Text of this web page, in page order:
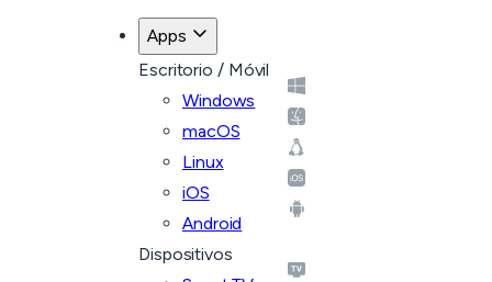
Apps
Escritorio / Móvil
Windows
macOS
Linux
iOS
Android
Dispositivos